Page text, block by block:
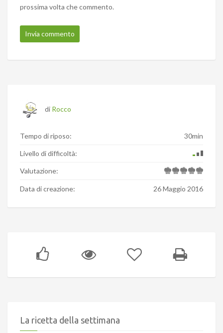
prossima volta che commento.
di Rocco
Tempo di riposo: 30min
Livello di difficoltà:
Valutazione:
Data di creazione: 26 Maggio 2016
La ricetta della settimana